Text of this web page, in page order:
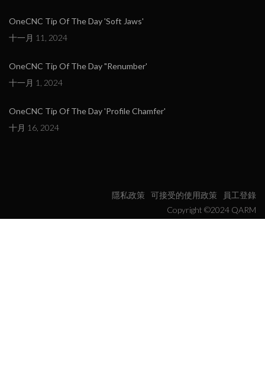
OneCNC Tip Of The Day 'Soft Jaws'
十一月 11, 2024
OneCNC Tip Of The Day "Renumber'
十一月 1, 2024
OneCNC Tip Of The Day 'Profile Chamfer'
十月 16, 2024
隱私政策 可接受的使用政策
員工登錄
Copyright ©2024 QARM